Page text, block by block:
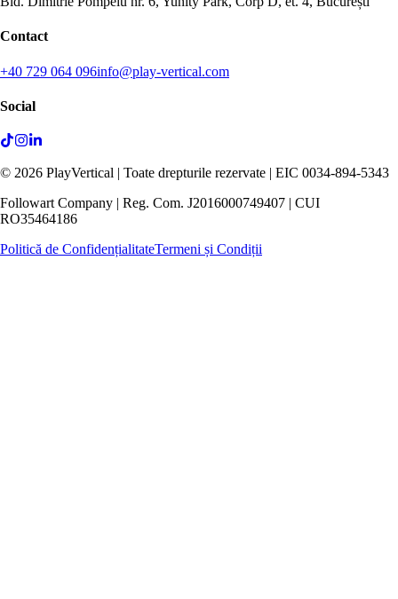
Contact
+40 729 064 096info@play-vertical.com
Social
© 2026 PlayVertical | Toate drepturile rezervate | EIC 0034-894-5343
Followart Company | Reg. Com. J2016000749407 | CUI
RO35464186
Politică de ConfidențialitateTermeni și Condiții